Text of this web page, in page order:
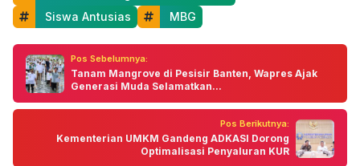
Siswa Antusias
MBG
Pos Sebelumnya:
Tanam Mangrove di Pesisir Banten, Wapres Ajak
Generasi Muda Selamatkan...
Pos Berikutnya:
Kementerian UMKM Gandeng ADKASI Dorong
Optimalisasi Penyaluran KUR